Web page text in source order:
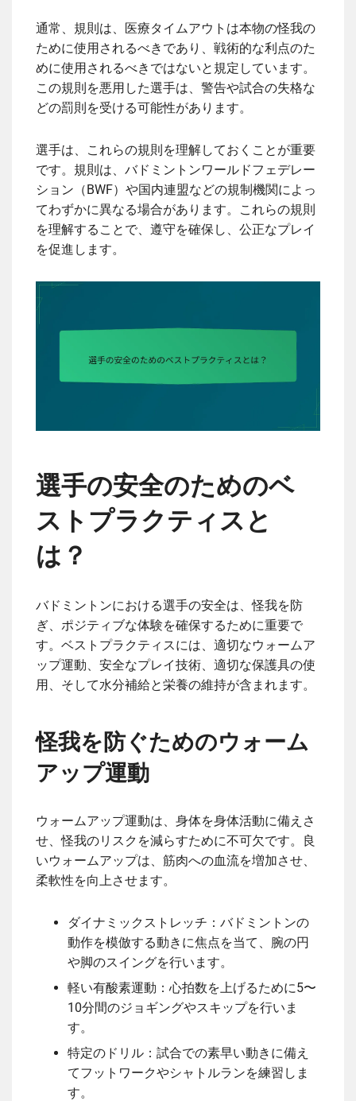
通常、規則は、医療タイムアウトは本物の怪我の
ために使用されるべきであり、戦術的な利点のた
めに使用されるべきではないと規定しています。
この規則を悪用した選手は、警告や試合の失格な
どの罰則を受ける可能性があります。
選手は、これらの規則を理解しておくことが重要
です。規則は、バドミントンワールドフェデレー
ション（BWF）や国内連盟などの規制機関によっ
てわずかに異なる場合があります。これらの規則
を理解することで、遵守を確保し、公正なプレイ
を促進します。
選手の安全のためのベ
ストプラクティスと
は？
バドミントンにおける選手の安全は、怪我を防
ぎ、ポジティブな体験を確保するために重要で
す。ベストプラクティスには、適切なウォームア
ップ運動、安全なプレイ技術、適切な保護具の使
用、そして水分補給と栄養の維持が含まれます。
怪我を防ぐためのウォーム
アップ運動
ウォームアップ運動は、身体を身体活動に備えさ
せ、怪我のリスクを減らすために不可欠です。良
いウォームアップは、筋肉への血流を増加させ、
柔軟性を向上させます。
ダイナミックストレッチ：バドミントンの
動作を模倣する動きに焦点を当て、腕の円
や脚のスイングを行います。
軽い有酸素運動：心拍数を上げるために5〜
10分間のジョギングやスキップを行いま
す。
特定のドリル：試合での素早い動きに備え
てフットワークやシャトルランを練習しま
す。